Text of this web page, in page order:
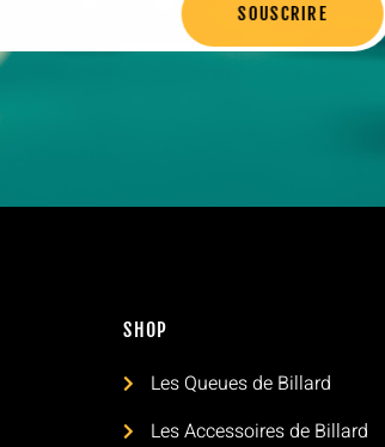
SOUSCRIRE
SHOP
Les Queues de Billard
Les Accessoires de Billard